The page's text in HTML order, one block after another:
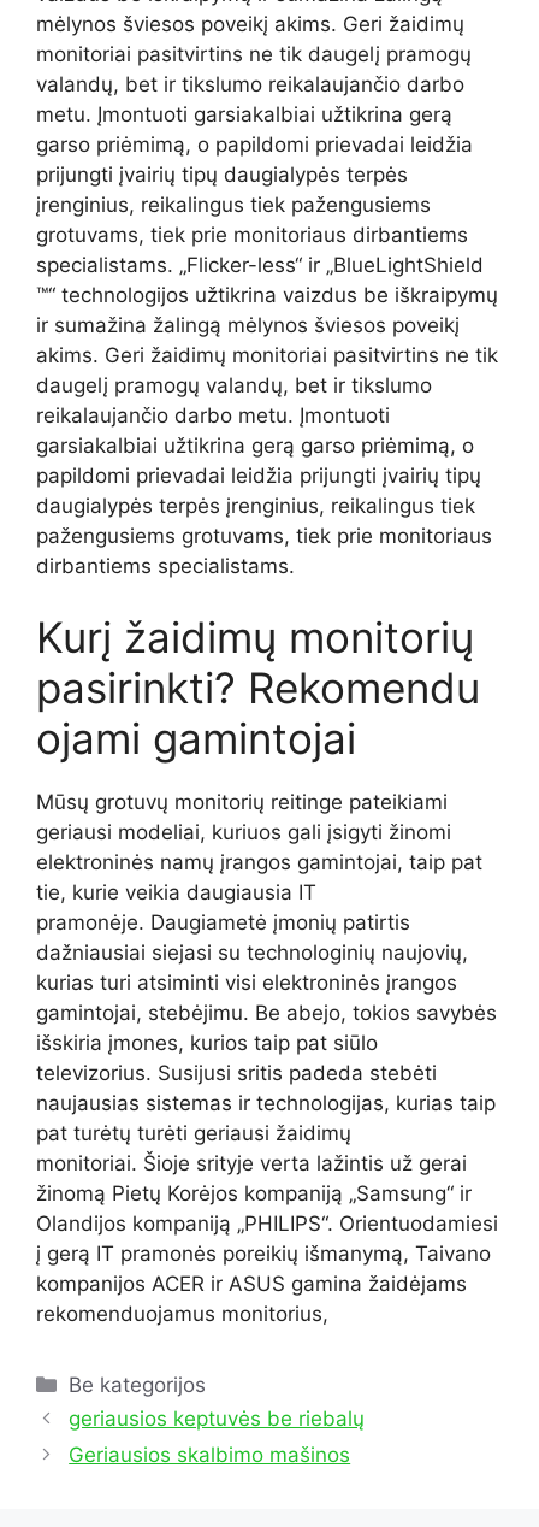
mėlynos šviesos poveikį akims. Geri žaidimų
monitoriai pasitvirtins ne tik daugelį pramogų
valandų, bet ir tikslumo reikalaujančio darbo
metu. Įmontuoti garsiakalbiai užtikrina gerą
garso priėmimą, o papildomi prievadai leidžia
prijungti įvairių tipų daugialypės terpės
įrenginius, reikalingus tiek pažengusiems
grotuvams, tiek prie monitoriaus dirbantiems
specialistams. „Flicker-less“ ir „BlueLightShield
™“ technologijos užtikrina vaizdus be iškraipymų
ir sumažina žalingą mėlynos šviesos poveikį
akims. Geri žaidimų monitoriai pasitvirtins ne tik
daugelį pramogų valandų, bet ir tikslumo
reikalaujančio darbo metu. Įmontuoti
garsiakalbiai užtikrina gerą garso priėmimą, o
papildomi prievadai leidžia prijungti įvairių tipų
daugialypės terpės įrenginius, reikalingus tiek
pažengusiems grotuvams, tiek prie monitoriaus
dirbantiems specialistams.
Kurį žaidimų monitorių
pasirinkti? Rekomendu
ojami gamintojai
Mūsų grotuvų monitorių reitinge pateikiami
geriausi modeliai, kuriuos gali įsigyti žinomi
elektroninės namų įrangos gamintojai, taip pat
tie, kurie veikia daugiausia IT
pramonėje. Daugiametė įmonių patirtis
dažniausiai siejasi su technologinių naujovių,
kurias turi atsiminti visi elektroninės įrangos
gamintojai, stebėjimu. Be abejo, tokios savybės
išskiria įmones, kurios taip pat siūlo
televizorius. Susijusi sritis padeda stebėti
naujausias sistemas ir technologijas, kurias taip
pat turėtų turėti geriausi žaidimų
monitoriai. Šioje srityje verta lažintis už gerai
žinomą Pietų Korėjos kompaniją „Samsung“ ir
Olandijos kompaniją „PHILIPS“. Orientuodamiesi
į gerą IT pramonės poreikių išmanymą, Taivano
kompanijos ACER ir ASUS gamina žaidėjams
rekomenduojamus monitorius,
Kategorijos
Be kategorijos
geriausios keptuvės be riebalų
Geriausios skalbimo mašinos